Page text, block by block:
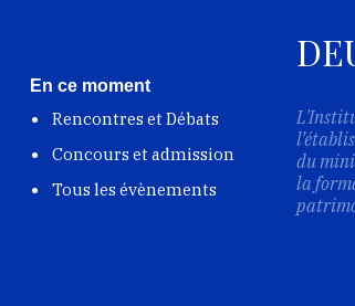
En ce moment
Rencontres et Débats
Concours et admission
Tous les évènements
du
la